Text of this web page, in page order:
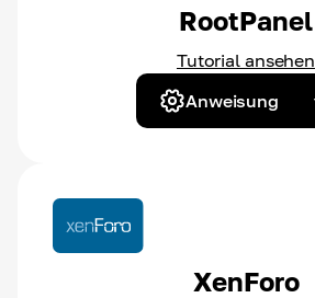
RootPanel
Tutorial ansehen
Anweisung
XenForo